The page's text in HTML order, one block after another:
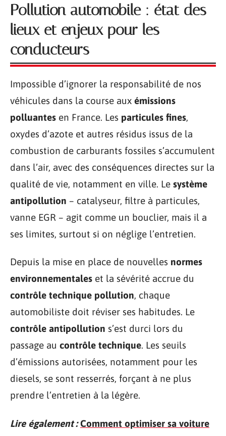
Pollution automobile : état des
lieux et enjeux pour les
conducteurs
Impossible d’ignorer la responsabilité de nos
véhicules dans la course aux émissions
polluantes en France. Les particules fines,
oxydes d’azote et autres résidus issus de la
combustion de carburants fossiles s’accumulent
dans l’air, avec des conséquences directes sur la
qualité de vie, notamment en ville. Le système
antipollution – catalyseur, filtre à particules,
vanne EGR – agit comme un bouclier, mais il a
ses limites, surtout si on néglige l’entretien.
Depuis la mise en place de nouvelles normes
environnementales et la sévérité accrue du
contrôle technique pollution, chaque
automobiliste doit réviser ses habitudes. Le
contrôle antipollution s’est durci lors du
passage au contrôle technique. Les seuils
d’émissions autorisées, notamment pour les
diesels, se sont resserrés, forçant à ne plus
prendre l’entretien à la légère.
Lire également : Comment optimiser sa voiture